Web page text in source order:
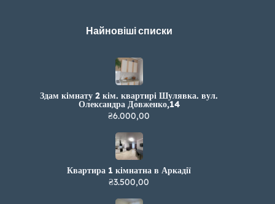
Найновіші списки
Здам кімнату 2 кім. квартирі Шулявка. вул.
Олександра Довженко,14
₴6.000,00
Квартира 1 кімнатна в Аркадії
₴3.500,00